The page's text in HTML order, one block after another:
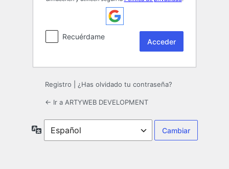
Recuérdame
Registro ¿Has olvidado tu contraseña?
← Ir a ARTYWEB DEVELOPMENT
Idioma